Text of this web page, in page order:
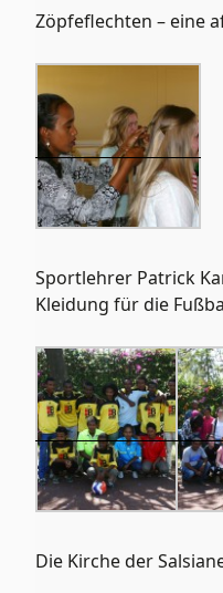
Zöpfeflechten – eine
Sportlehrer Patrick
Kleidung für die
Die Kirche der